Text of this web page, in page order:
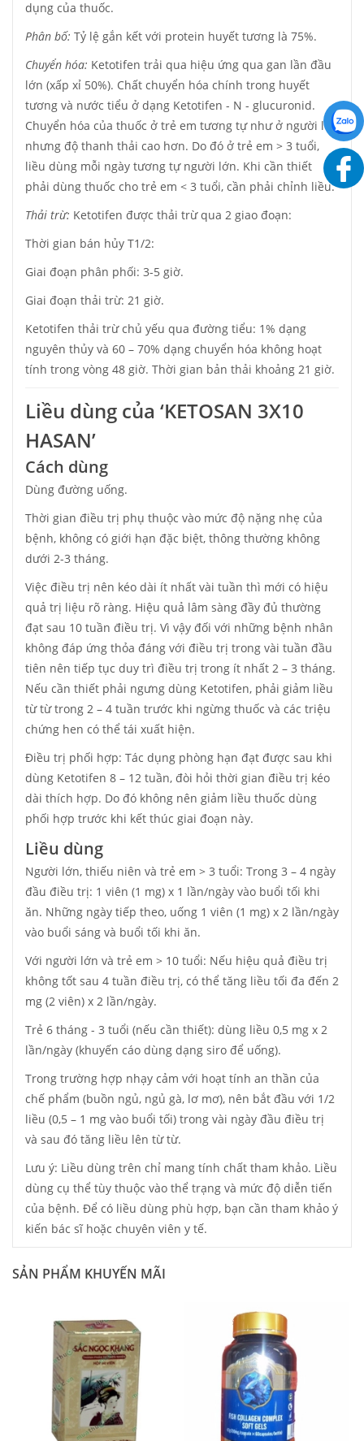
dụng của thuốc.
Phân bố: Tỷ lệ gắn kết với protein huyết tương là 75%.
Chuyển hóa: Ketotifen trải qua hiệu ứng qua gan lần đầu
lớn (xấp xỉ 50%). Chất chuyển hóa chính trong huyết
tương và nước tiểu ở dạng Ketotifen - N - glucuronid.
Chuyển hóa của thuốc ở trẻ em tương tự như ở người lớn
nhưng độ thanh thải cao hơn. Do đó ở trẻ em > 3 tuổi,
liều dùng mỗi ngày tương tự người lớn. Khi cần thiết
phải dùng thuốc cho trẻ em < 3 tuổi, cần phải chỉnh liều.
Thải trừ: Ketotifen được thải trừ qua 2 giao đoạn:
Thời gian bán hủy T1/2:
Giai đoạn phân phối: 3-5 giờ.
Giai đoạn thải trừ: 21 giờ.
Ketotifen thải trừ chủ yếu qua đường tiểu: 1% dạng
nguyên thủy và 60 – 70% dạng chuyển hóa không hoạt
tính trong vòng 48 giờ. Thời gian bản thải khoảng 21 giờ.
Liều dùng của ‘KETOSAN 3X10
HASAN’
Cách dùng
Dùng đường uống.
Thời gian điều trị phụ thuộc vào mức độ nặng nhẹ của
bệnh, không có giới hạn đặc biệt, thông thường không
dưới 2-3 tháng.
Việc điều trị nên kéo dài ít nhất vài tuần thì mới có hiệu
quả trị liệu rõ ràng. Hiệu quả lâm sàng đầy đủ thường
đạt sau 10 tuần điều trị. Vì vậy đối với những bệnh nhân
không đáp ứng thỏa đáng với điều trị trong vài tuần đầu
tiên nên tiếp tục duy trì điều trị trong ít nhất 2 – 3 tháng.
Nếu cần thiết phải ngưng dùng Ketotifen, phải giảm liều
từ từ trong 2 – 4 tuần trước khi ngừng thuốc và các triệu
chứng hen có thể tái xuất hiện.
Điều trị phối hợp: Tác dụng phòng hạn đạt được sau khi
dùng Ketotifen 8 – 12 tuần, đòi hỏi thời gian điều trị kéo
dài thích hợp. Do đó không nên giảm liều thuốc dùng
phối hợp trước khi kết thúc giai đoạn này.
Liều dùng
Người lớn, thiếu niên và trẻ em > 3 tuổi: Trong 3 – 4 ngày
đầu điều trị: 1 viên (1 mg) x 1 lần/ngày vào buổi tối khi
ăn. Những ngày tiếp theo, uống 1 viên (1 mg) x 2 lần/ngày
vào buổi sáng và buổi tối khi ăn.
Với người lớn và trẻ em > 10 tuổi: Nếu hiệu quả điều trị
không tốt sau 4 tuần điều trị, có thể tăng liều tối đa đến 2
mg (2 viên) x 2 lần/ngày.
Trẻ 6 tháng - 3 tuổi (nếu cần thiết): dùng liều 0,5 mg x 2
lần/ngày (khuyến cáo dùng dạng siro để uống).
Trong trường hợp nhạy cảm với hoạt tính an thần của
chế phẩm (buồn ngủ, ngủ gà, lơ mơ), nên bắt đầu với 1/2
liều (0,5 – 1 mg vào buổi tối) trong vài ngày đầu điều trị
và sau đó tăng liều lên từ từ.
Lưu ý: Liều dùng trên chỉ mang tính chất tham khảo. Liều
dùng cụ thể tùy thuộc vào thể trạng và mức độ diễn tiến
của bệnh. Để có liều dùng phù hợp, bạn cần tham khảo ý
kiến bác sĩ hoặc chuyên viên y tế.
SẢN PHẨM KHUYẾN MÃI